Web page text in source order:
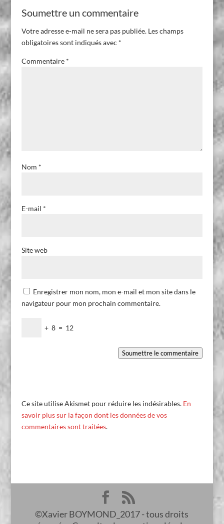
Soumettre un commentaire
Votre adresse e-mail ne sera pas publiée. Les champs
obligatoires sont indiqués avec *
Commentaire *
Nom *
E-mail *
Site web
Enregistrer mon nom, mon e-mail et mon site dans le
navigateur pour mon prochain commentaire.
+ 8 = 12
Soumettre le commentaire
Ce site utilise Akismet pour réduire les indésirables. En
savoir plus sur la façon dont les données de vos
commentaires sont traitées.
©Xavier BOYMOND_2017 - tous droits